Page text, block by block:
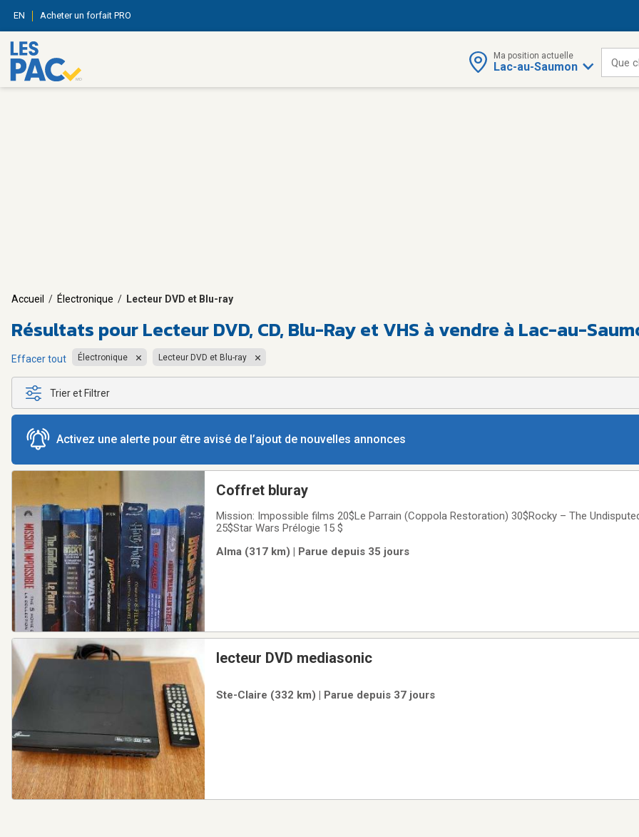
EN Acheter un forfait PRO
Ma position actuelle
Lac-au-Saumon Que
Accueil / Électronique / Lecteur DVD et Blu-ray
Résultats pourLecteur DVD, CD, Blu-Ray et VHS à vendre à Lac-au-
Effacer tout Électronique Lecteur DVD et Blu-ray
Trier et Filtrer
Activez une alerte pour être avisé de l’ajout de nouvelles annonces
Coffret bluray
Mission: Impossible films 20$Le Parrain (Coppola Restoration) 30$Rocky – The Undisputed Collection
25$Star Wars Prélogie 15 $
Alma (317 km) | Parue depuis 35 jours
lecteur DVD mediasonic
Ste-Claire (332 km) | Parue depuis 37 jours